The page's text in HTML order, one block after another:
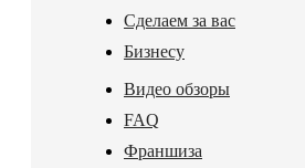
Сделаем за вас
Бизнесу
Видео обзоры
FAQ
Франшиза